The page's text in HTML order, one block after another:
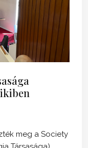
meg a Society